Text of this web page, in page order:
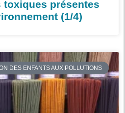
toxiques présentes
(1/4)
DES ENFANTS AUX POLLUTIONS